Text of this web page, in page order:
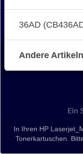
36AD
Andere
Ein
In Ihren HP
Tonerkartuschen.